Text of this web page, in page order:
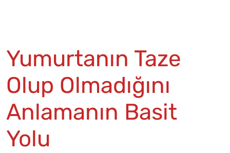
Yumurtanın Taze
Olup Olmadığını
Anlamanın Basit
Yolu